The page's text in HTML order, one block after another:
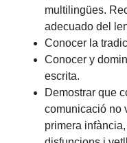
multilingües.
adecuado del
Conocer la
Conocer y
escrita.
Demostrar que
comunicació no
primera